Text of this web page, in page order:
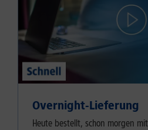
Overnight-Lieferung
Heute bestellt, schon morgen